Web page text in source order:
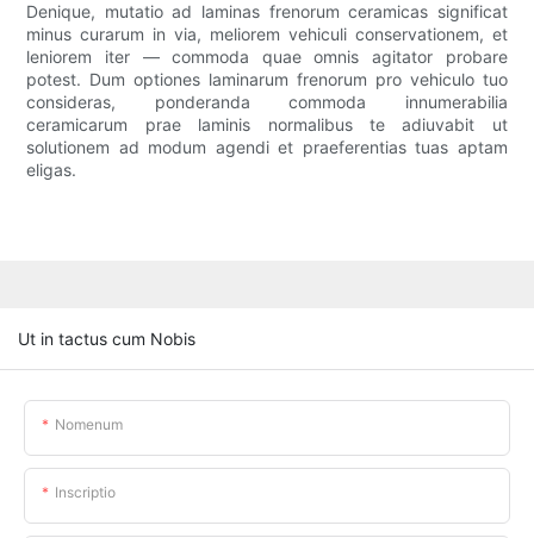
Denique, mutatio ad laminas frenorum ceramicas significat
minus curarum in via, meliorem vehiculi conservationem, et
leniorem iter — commoda quae omnis agitator probare
potest. Dum optiones laminarum frenorum pro vehiculo tuo
consideras, ponderanda commoda innumerabilia
ceramicarum prae laminis normalibus te adiuvabit ut
solutionem ad modum agendi et praeferentias tuas aptam
eligas.
Ut in tactus cum Nobis
Nomenum
Inscriptio